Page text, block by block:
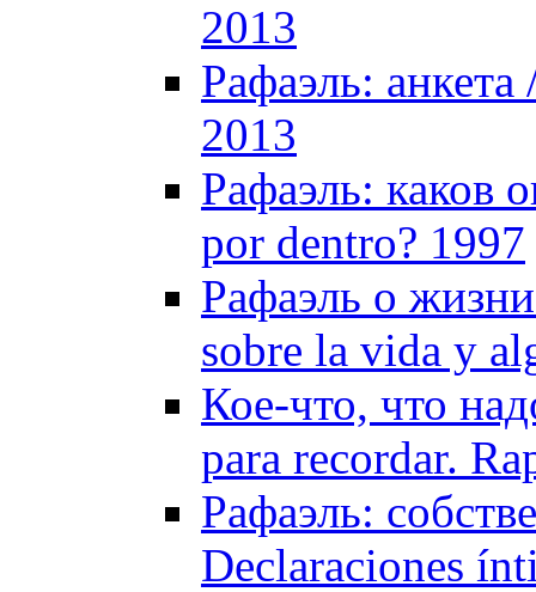
2013
Рафаэль:
2013
Рафаэль: каков
por dentro? 1997
Рафаэль о
sobre la vida y
Кое-что, что
para recordar.
Рафаэль:
Declaraciones